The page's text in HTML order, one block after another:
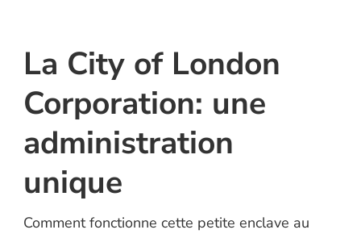
La City of London
Corporation: une
administration
unique
Comment fonctionne cette petite enclave au